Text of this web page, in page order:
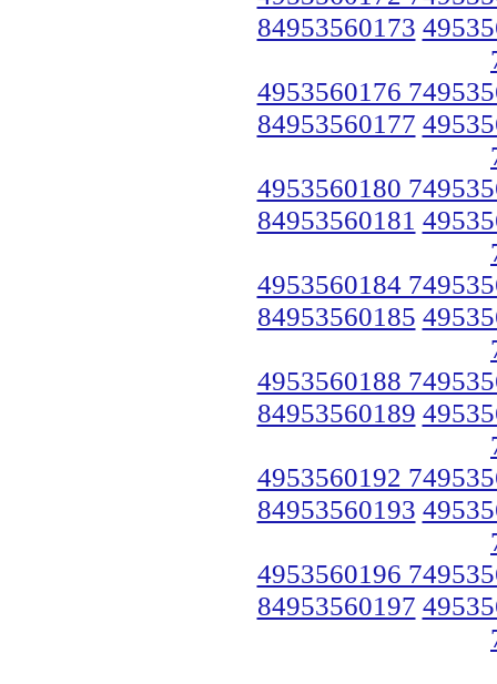
84953560173
4953560176
84953560177
4953560180
84953560181
4953560184
84953560185
4953560188
84953560189
4953560192
84953560193
4953560196
84953560197